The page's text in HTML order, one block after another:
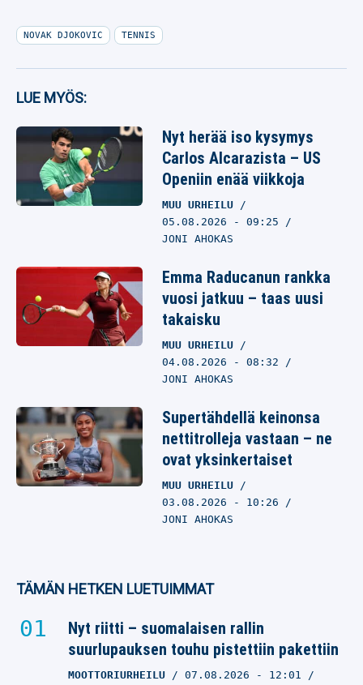
NOVAK DJOKOVIC TENNIS
LUE MYÖS:
Nyt herää iso kysymys
Carlos Alcarazista – US
Openiin enää viikkoja
MUU URHEILU
05.08.2026 - 09:25
JONI AHOKAS
Emma Raducanun rankka
vuosi jatkuu – taas uusi
takaisku
MUU URHEILU
04.08.2026 - 08:32
JONI AHOKAS
Supertähdellä keinonsa
nettitrolleja vastaan – ne
ovat yksinkertaiset
MUU URHEILU
03.08.2026 - 10:26
JONI AHOKAS
TÄMÄN HETKEN LUETUIMMAT
Nyt riitti – suomalaisen rallin
suurlupauksen touhu pistettiin pakettiin
MOOTTORIURHEILU 07.08.2026 - 12:01